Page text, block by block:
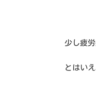
少し疲
とはい